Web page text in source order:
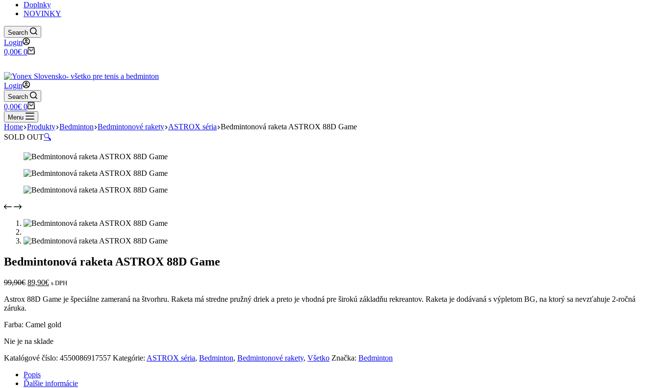
Doplnky
NOVINKY
Search
Login
Shopping
0,00€ 0
Login
Search
Shopping
cart
0,00€ 0
Menu
Home Produkty Bedminton Bedmintonové rakety ASTROX séria Bedmintonová raketa ASTROX 88D Game
SOLD OUT🔍
Bedmintonová raketa ASTROX 88D Game
99,90€ Pôvodná
bola:
89,90€Aktuálna
je:
s DPH
Astrox 88D Game je špeciálne zameraná na štvorhru. Raketa má stredne pružný driek a preto je vhodná pre širokú základňu rekreantov. Raketa je dodávaná s výpletom BG, na ktorý sa nevzťahuje 2-ročná
záruka.
Farba: Camel gold
Nie je na sklade
Katalógové číslo: 4550086917557 Kategórie: ASTROX séria, Bedminton, Bedmintonové rakety, Všetko Značka: Bedminton
Popis
Ďalšie informácie